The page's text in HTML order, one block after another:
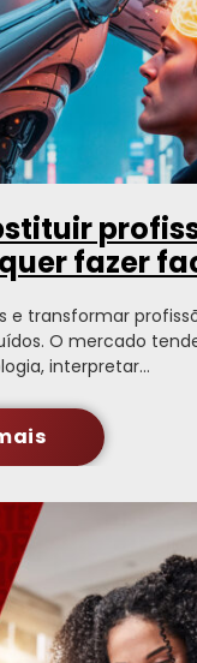
fazer
transformar
O mercado
interpretar…